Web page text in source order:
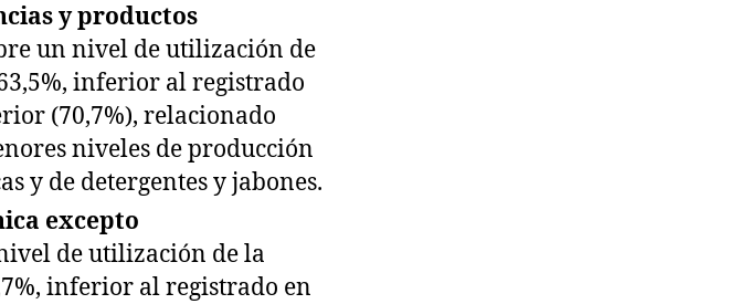
y productos
un nivel de utilización de
inferior al registrado
(70,7%), relacionado
niveles de producción
y de detergentes y jabones.
excepto
de utilización de la
inferior al registrado en